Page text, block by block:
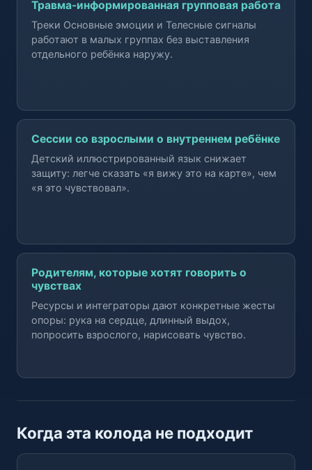
Травма-информированная групповая работа
Треки Основные эмоции и Телесные сигналы
работают в малых группах без выставления
отдельного ребёнка наружу.
Сессии со взрослыми о внутреннем ребёнке
Детский иллюстрированный язык снижает
защиту: легче сказать «я вижу это на карте», чем
«я это чувствовал».
Родителям, которые хотят говорить о
чувствах
Ресурсы и интеграторы дают конкретные жесты
опоры: рука на сердце, длинный выдох,
попросить взрослого, нарисовать чувство.
Когда эта колода не подходит